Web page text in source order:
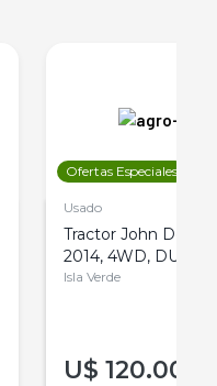
Ofertas Especiales
Usado
Tractor John Deere
2014, 4WD, DUAL
Isla Verde
U$ 120.000